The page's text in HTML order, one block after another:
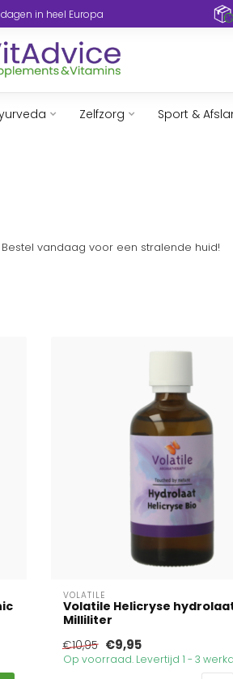
in heel Europa
Zelfzorg Sport &
vandaag voor een stralende huid!
VOLATILE
Volatile Helicryse
Milliliter
€10,95 €9,95
Op voorraad. Levertijd 1 - 3